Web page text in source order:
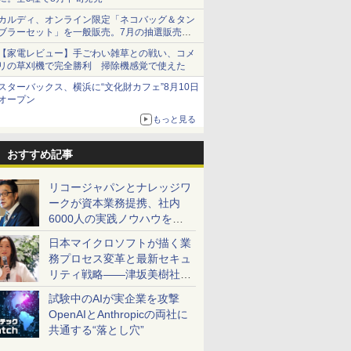
ルディ、オンライン限定「ネコバッグ＆タン
ラーセット」を一般販売。7月の抽選販売の
選無効分
家電レビュー】手ごわい雑草との戦い、コメ
の草刈機で完全勝利 掃除機感覚で使えた
ターバックス、横浜に“文化財カフェ”8月10日
ープン
もっと見る
おすすめ記事
リコージャパンとナレッジワ
ークが資本業務提携、社内
6000人の実践ノウハウを生
かした「AI商談記録 for
RICOH」を展開へ
日本マイクロソフトが描く業
務プロセス変革と最新セキュ
リティ戦略――津坂美樹社長
が2027年度戦略を説明
試験中のAIが実企業を攻撃
OpenAIとAnthropicの両社に
共通する“落とし穴”